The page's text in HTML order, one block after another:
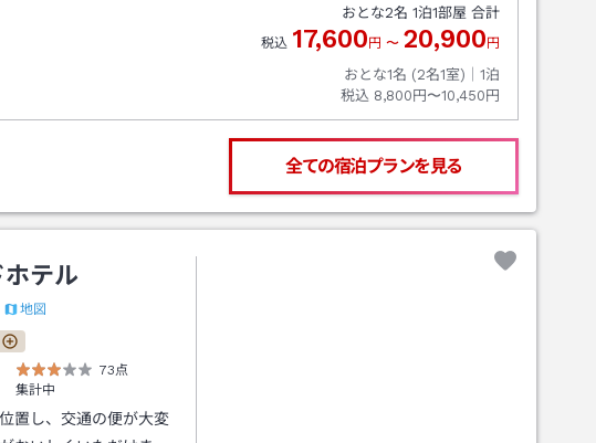
おとな2名 1泊1部屋 合計
税込 17,600 円 〜 20,900 円
おとな1名 (2名1室)｜ 1泊
税込 8,800円〜10,450円
全ての宿泊プランを見る
テル
地図
73点
集計中
置し、交通の便が大変